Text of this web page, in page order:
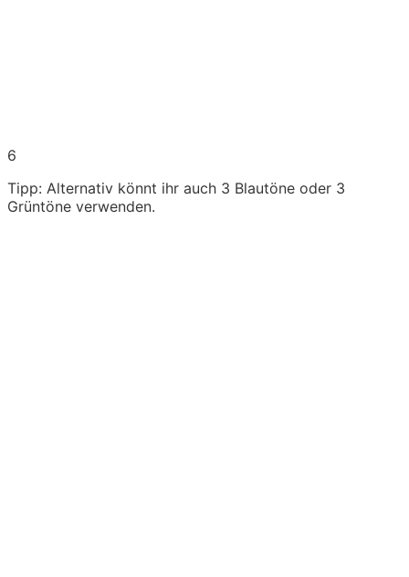
6
Tipp: Alternativ könnt ihr auch 3 Blautöne oder 3
Grüntöne verwenden.